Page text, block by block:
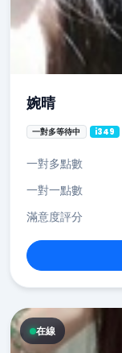
婉晴
一對多等待中 i349
一對多點數
一對一點數
滿意度評分
在線